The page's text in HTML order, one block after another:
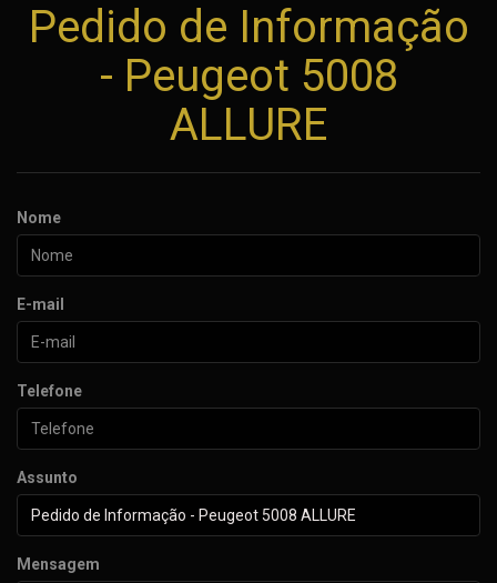
Pedido de Informação
- Peugeot 5008
ALLURE
Nome
E-mail
Telefone
Assunto
Mensagem